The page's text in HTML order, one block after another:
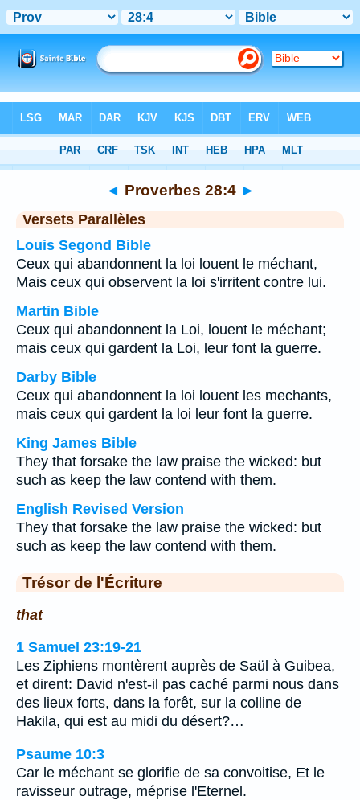
Chapitre 28 > Verset 4
◄ Proverbes 28:4 ►
Versets Parallèles
Louis Segond Bible
Ceux qui abandonnent la loi louent le méchant,
Mais ceux qui observent la loi s'irritent contre lui.
Martin Bible
Ceux qui abandonnent la Loi, louent le méchant;
mais ceux qui gardent la Loi, leur font la guerre.
Darby Bible
Ceux qui abandonnent la loi louent les mechants,
mais ceux qui gardent la loi leur font la guerre.
King James Bible
They that forsake the law praise the wicked: but
such as keep the law contend with them.
English Revised Version
They that forsake the law praise the wicked: but
such as keep the law contend with them.
Trésor de l'Écriture
that
1 Samuel 23:19-21
Les Ziphiens montèrent auprès de Saül à Guibea,
et dirent: David n'est-il pas caché parmi nous dans
des lieux forts, dans la forêt, sur la colline de
Hakila, qui est au midi du désert?…
Psaume 10:3
Car le méchant se glorifie de sa convoitise, Et le
ravisseur outrage, méprise l'Eternel.